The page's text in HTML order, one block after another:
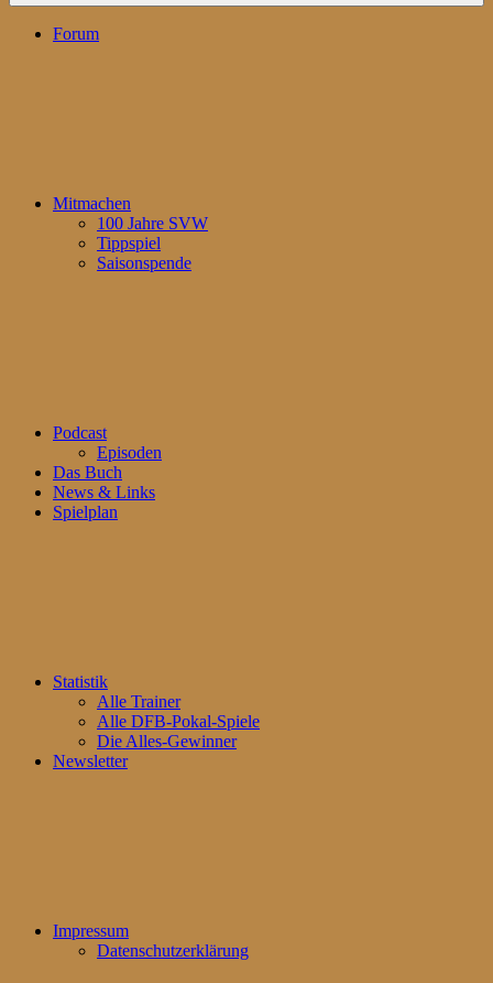
Forum
Mitmachen
100 Jahre SVW
Tippspiel
Saisonspende
Podcast
Episoden
Das Buch
News & Links
Spielplan
Statistik
Alle Trainer
Alle DFB-Pokal-Spiele
Die Alles-Gewinner
Newsletter
Impressum
Datenschutzerklärung